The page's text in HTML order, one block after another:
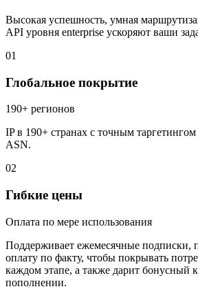
Высокая успешность, умная
API уровня enterprise ускоряют ваши
01
Глобальное покрытие
190+ регионов
IP в 190+ странах с точным
ASN.
02
Гибкие цены
Оплата по мере использования
Поддерживает ежемесячные подписки,
оплату по факту, чтобы покрывать
каждом этапе, а также дарит бонусный
пополнении.